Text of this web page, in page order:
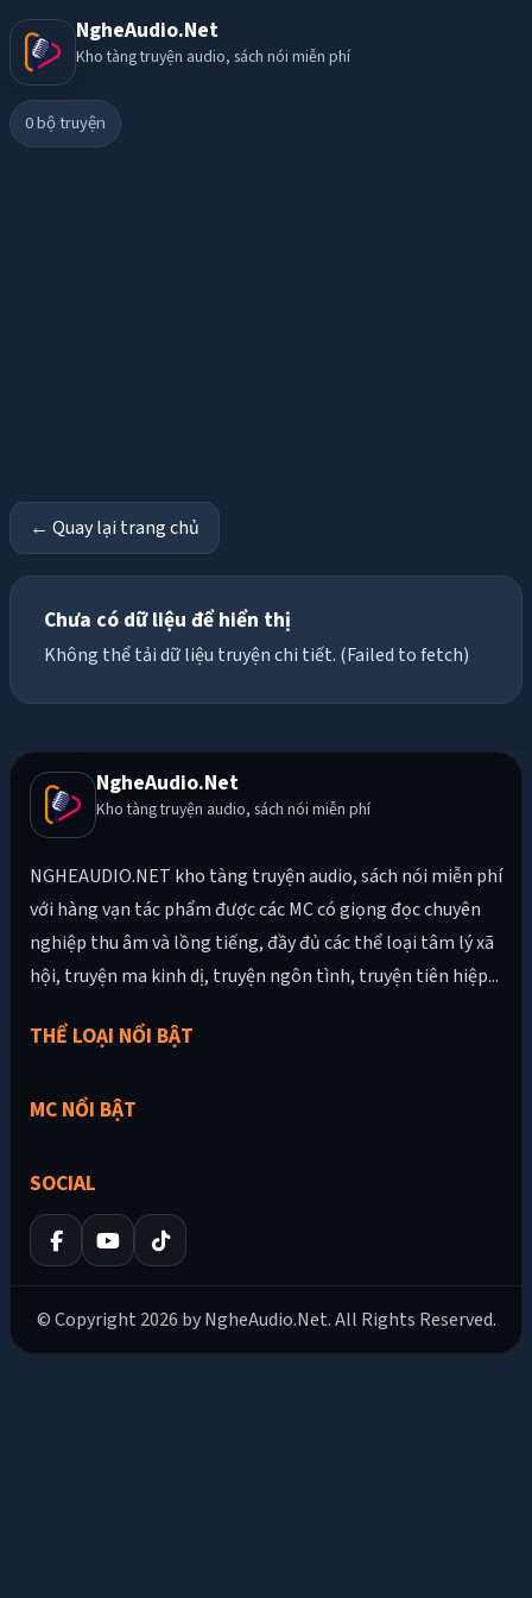
NgheAudio.Net
Kho tàng truyện audio, sách nói miễn phí
0bộ truyện
← Quay lại trang chủ
Chưa có dữ liệu để hiển thị
Không thể tải dữ liệu truyện chi tiết. (Failed to fetch)
NgheAudio.Net
Kho tàng truyện audio, sách nói miễn phí
NGHEAUDIO.NET kho tàng truyện audio, sách nói miễn phí
với hàng vạn tác phẩm được các MC có giọng đọc chuyên
nghiệp thu âm và lồng tiếng, đầy đủ các thể loại tâm lý xã
hội, truyện ma kinh dị, truyện ngôn tình, truyện tiên hiệp...
THỂ LOẠI NỔI BẬT
MC NỔI BẬT
SOCIAL
© Copyright 2026 by NgheAudio.Net. All Rights Reserved.